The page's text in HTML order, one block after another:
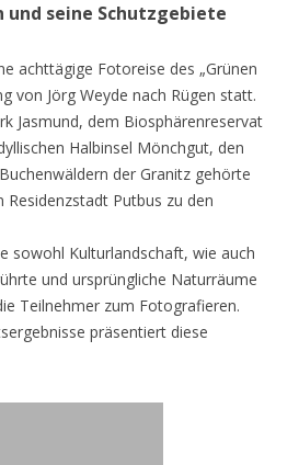
und seine Schutzgebiete
achttägige Fotoreise des „Grünen
von Jörg Weyde nach Rügen statt.
Jasmund, dem Biosphärenreservat
Halbinsel Mönchgut, den
der Granitz gehörte
Residenzstadt Putbus zu den
sowohl Kulturlandschaft, wie auch
und ursprüngliche Naturräume
Teilnehmer zum Fotografieren.
präsentiert diese